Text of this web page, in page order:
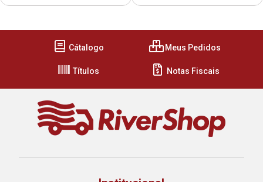
Cátalogo Meus Pedidos
Títulos Notas Fiscais